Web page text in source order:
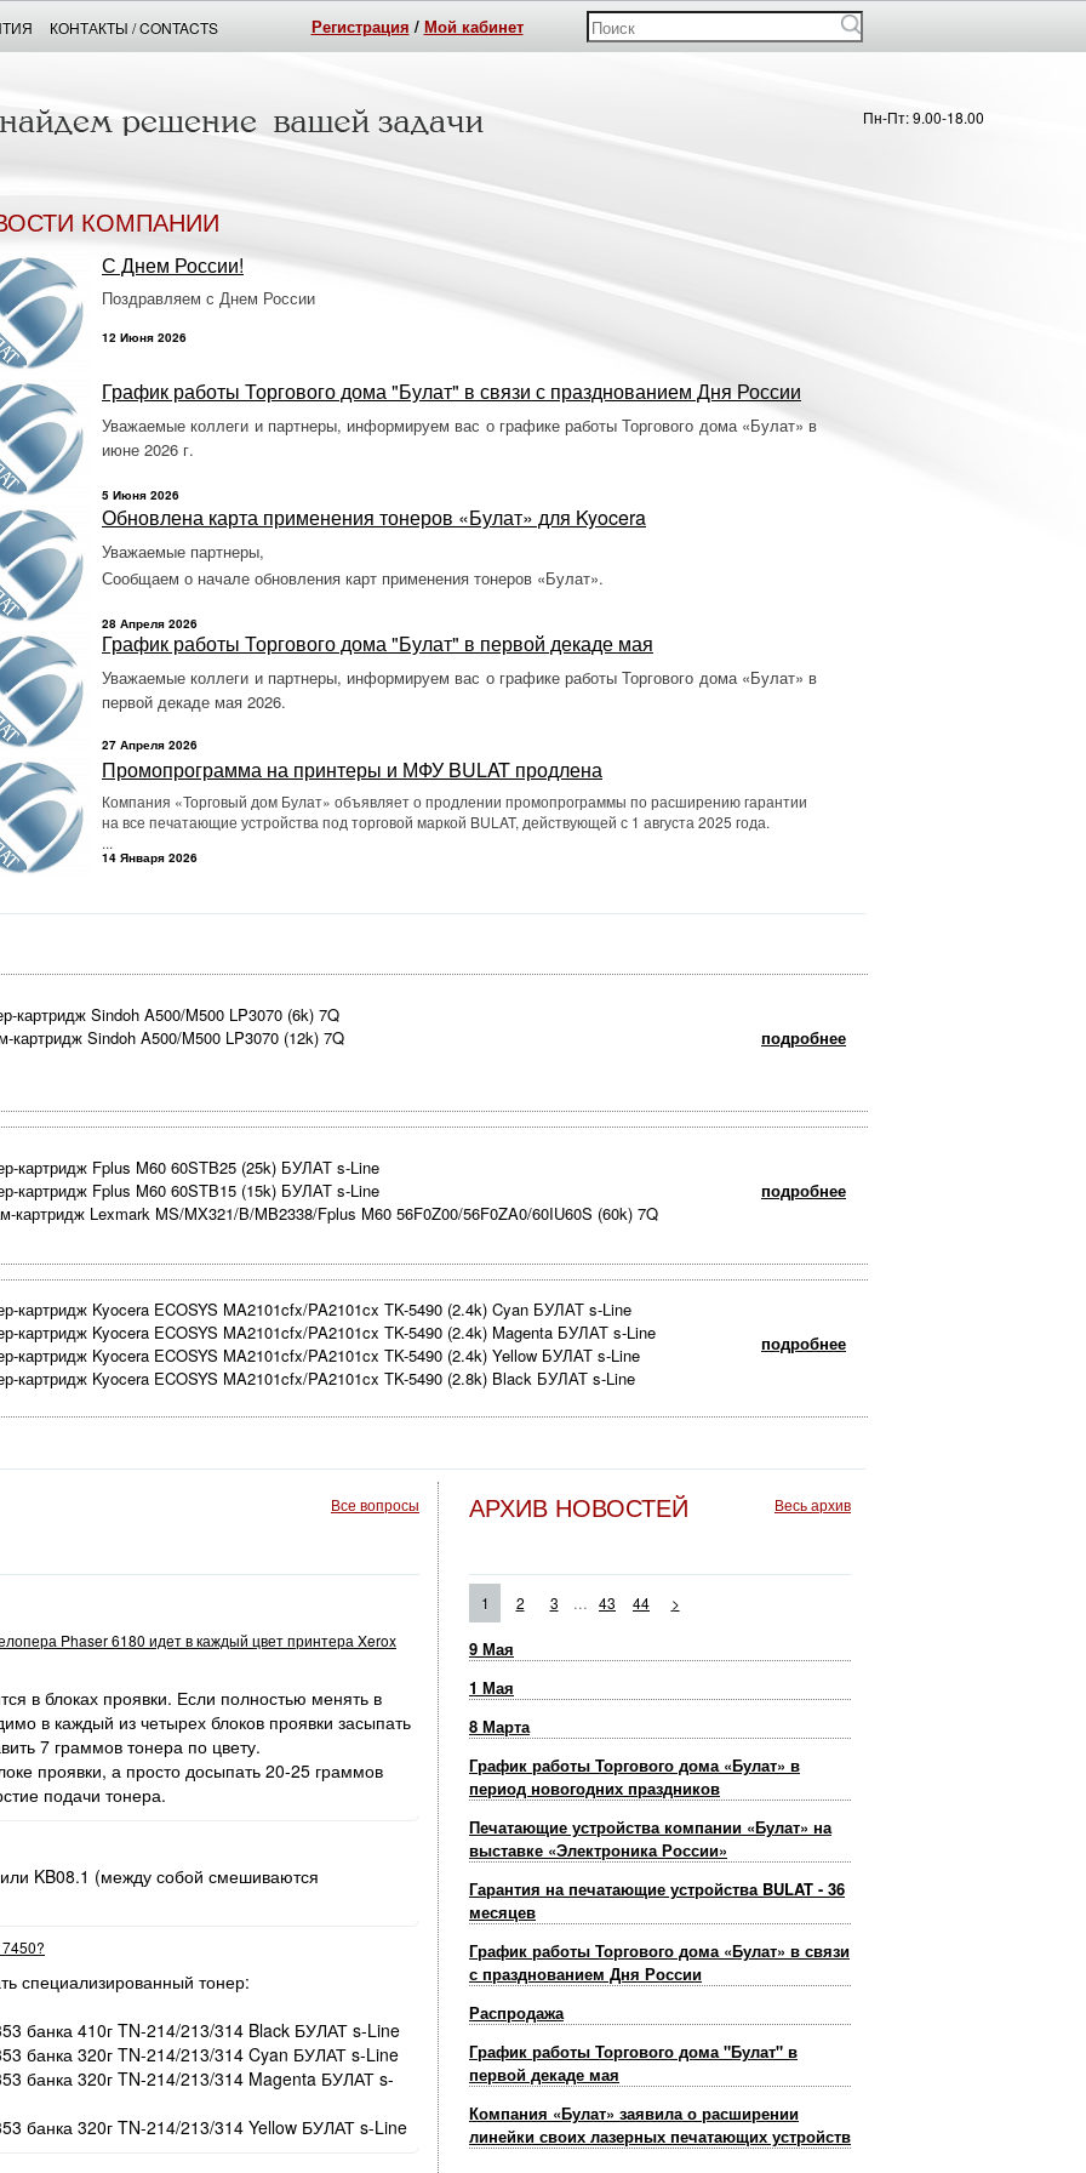
Регистрация / Мой кабинет
КОНТАКТЫ / CONTACTS
Пн-Пт: 9.00-18.00
КОМПАНИИ
С Днем России!
Поздравляем с Днем России
12 Июня 2026
График работы Торгового дома "Булат" в связи с празднованием Дня России
Уважаемые коллеги и партнеры, информируем вас о графике работы Торгового дома «Булат» в
июне 2026 г.
5 Июня 2026
Обновлена карта применения тонеров «Булат» для Kyocera
Уважаемые партнеры,
Сообщаем о начале обновления карт применения тонеров «Булат».
28 Апреля 2026
График работы Торгового дома "Булат" в первой декаде мая
Уважаемые коллеги и партнеры, информируем вас о графике работы Торгового дома «Булат» в
первой декаде мая 2026.
27 Апреля 2026
Промопрограмма на принтеры и МФУ BULAT продлена
Компания «Торговый дом Булат» объявляет о продлении промопрограммы по расширению гарантии
на все печатающие устройства под торговой маркой BULAT, действующей с 1 августа 2025 года.
...
14 Января 2026
картридж Sindoh A500/M500 LP3070 (6k) 7Q
картридж Sindoh A500/M500 LP3070 (12k) 7Q подробнее
картридж Fplus M60 60STB25 (25k) БУЛАТ s-Line
картридж Fplus M60 60STB15 (15k) БУЛАТ s-Line
картридж Lexmark MS/MX321/B/MB2338/Fplus M60 56F0Z00/56F0ZA0/60IU60S (60k) 7Q
подробнее
картридж Kyocera ECOSYS MA2101cfx/PA2101cx TK-5490 (2.4k) Cyan БУЛАТ s-Line
картридж Kyocera ECOSYS MA2101cfx/PA2101cx TK-5490 (2.4k) Magenta БУЛАТ s-Line
картридж Kyocera ECOSYS MA2101cfx/PA2101cx TK-5490 (2.4k) Yellow БУЛАТ s-Line
картридж Kyocera ECOSYS MA2101cfx/PA2101cx TK-5490 (2.8k) Black БУЛАТ s-Line
подробнее
картридж Kyocera ECOSYS MA4500ix/MA4500ifx DK-3220 (30C1093020) (R)
картридж Kyocera ECOSYS MA4500x/PA4500x DK-3200 (30C0Y93010) (R)
картридж Kyocera ECOSYS MA5500ifx/MA6000ifx DK-3210 (30C0T93020) (R)
Kyocera ECOSYS MA5500ifx/MA6000ifx (печь в сборе) FK-3220 30C0T93060 (R)
проявки Kyocera ECOSYS MA4500x/MA4500ifx/MA5500ifx/MA6000ifx DV-3110 (30C0T93010) (R)
подробнее
картридж Fuji Xerox DocuCentre SC2022 CT202952 (9k) Black БУЛАТ s-Line
картридж Fuji Xerox DocuCentre SC2022 CT202953 (3k) Cyan БУЛАТ s-Line
картридж Fuji Xerox DocuCentre SC2022 CT202954 (3k) Magenta БУЛАТ s-Line
картридж Fuji Xerox DocuCentre SC2022 CT202955 (3k) Yellow БУЛАТ s-Line
картридж Fuji Xerox DocuCentre SC2022 CT351053 B/C/M/Y БУЛАТ s-Line (R).
Kyocera Universal KU 3000: подтвержденная эффективность подробнее
лезвие Kyocera ECOSYS M2040 / M2235 DV-1150 / 1200 (с магнитной полосой) подробнее
коротрон Kyocera ECOSYS P2235 / M2040 / PA4000 / MA4000 MC-1150 302RV93080
коротрон Kyocera ECOSYS M4125 MC-6115 / 475 302P193070 / 302K393142
коротрон Kyocera FS-1035 / P2035 MC-130 302HS93070
подробнее
Все вопросы
Phaser 6180 идет в каждый цвет принтера Xerox
в блоках проявки. Если полностью менять в
в каждый из четырех блоков проявки засыпать
7 граммов тонера по цвету.
проявки, а просто досыпать 20-25 граммов
подачи тонера.
KB08.1 (между собой смешиваются
специализированный тонер:
банка 410г TN-214/213/314 Black БУЛАТ s-Line
банка 320г TN-214/213/314 Cyan БУЛАТ s-Line
банка 320г TN-214/213/314 Magenta БУЛАТ s-
банка 320г TN-214/213/314 Yellow БУЛАТ s-Line
АРХИВ НОВОСТЕЙ Весь архив
1 2 3 ... 43 44 >
9 Мая
1 Мая
8 Марта
График работы Торгового дома «Булат» в
период новогодних праздников
Печатающие устройства компании «Булат» на
выставке «Электроника России»
Гарантия на печатающие устройства BULAT - 36
месяцев
График работы Торгового дома «Булат» в связи
с празднованием Дня России
Распродажа
График работы Торгового дома "Булат" в
первой декаде мая
Компания «Булат» заявила о расширении
линейки своих лазерных печатающих устройств